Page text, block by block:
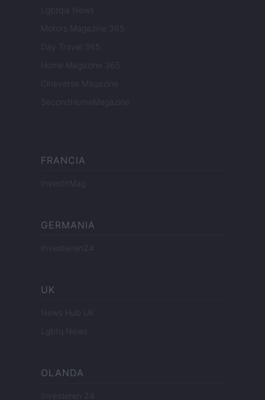
Lgbtqia News
Motors Magazine 365
Day Travel 365
Home Magazine 365
Cineverse Magazine
SecondHomeMagazine
FRANCIA
InvestirMag
GERMANIA
Investieren24
UK
News Hub UK
Lgbtq News
OLANDA
Investeren 24